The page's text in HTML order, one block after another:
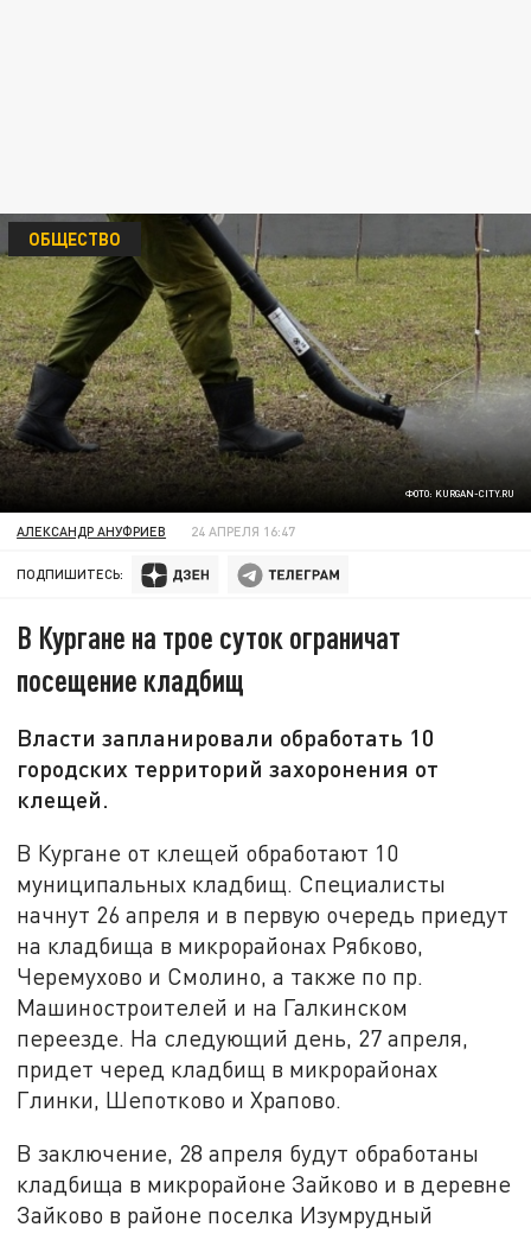
ФОТО: KURGAN-CITY.RU
ОБЩЕСТВО
АЛЕКСАНДР АНУФРИЕВ 24 АПРЕЛЯ 16:47
ПОДПИШИТЕСЬ:
В Кургане на трое суток ограничат
посещение кладбищ
Власти запланировали обработать 10
городских территорий захоронения от
клещей.
В Кургане от клещей обработают 10
муниципальных кладбищ. Специалисты
начнут 26 апреля и в первую очередь приедут
на кладбища в микрорайонах Рябково,
Черемухово и Смолино, а также по пр.
Машиностроителей и на Галкинском
переезде. На следующий день, 27 апреля,
придет черед кладбищ в микрорайонах
Глинки, Шепотково и Храпово.
В заключение, 28 апреля будут обработаны
кладбища в микрорайоне Зайково и в деревне
Зайково в районе поселка Изумрудный